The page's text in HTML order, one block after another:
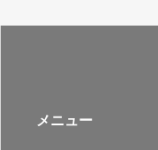
メニュー